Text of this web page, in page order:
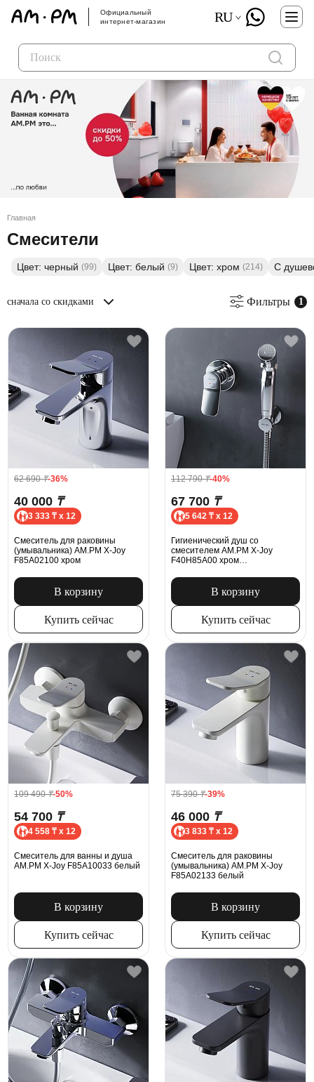
Официальный
интернет-магазин
RU
Главная
Смесители
Цвет: черный (99) Цвет: белый (9) Цвет: хром (214) С
сначала со скидками Фильтры
62 690₸-36%
40 000 ₸
3 333 ₸ x 12
Смеситель для раковины
(умывальника) AM.PM X-Joy
F85A02100 хром
В корзину
Купить сейчас
112 790₸-40%
67 700 ₸
5 642 ₸ x 12
Гигиенический душ со
смесителем AM.PM X-Joy
F40H85A00 хром
держатель
В корзину
Купить сейчас
109 490₸-50%
54 700 ₸
4 558 ₸ x 12
Смеситель для ванны и душа
AM.PM X-Joy F85A10033 белый
В корзину
Купить сейчас
75 390₸-39%
46 000 ₸
3 833 ₸ x 12
Смеситель для раковины
(умывальника) AM.PM X-Joy
F85A02133 белый
В корзину
Купить сейчас